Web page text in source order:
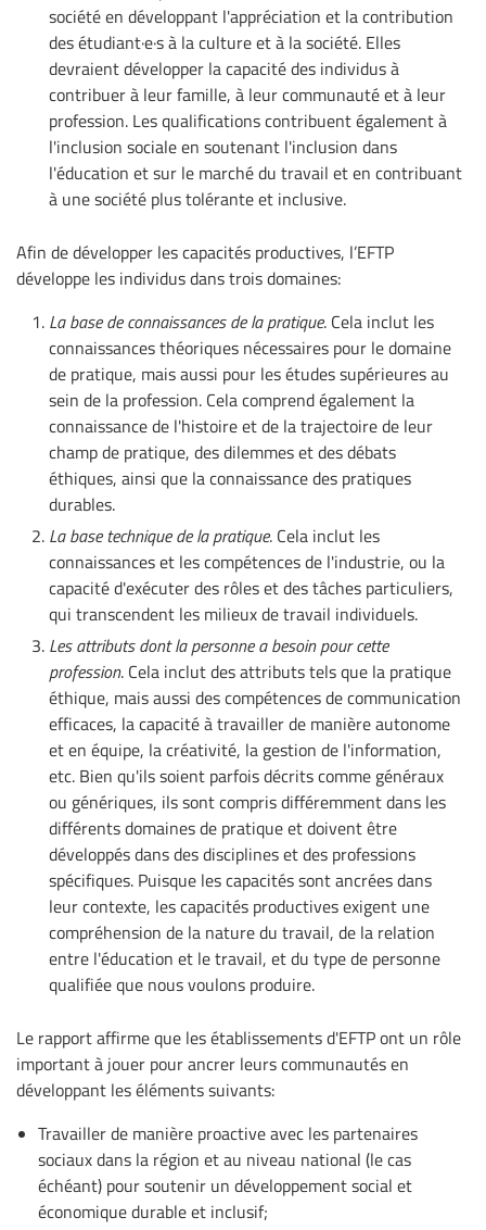
société en développant l'appréciation et la contribution
des étudiant·e·s à la culture et à la société. Elles
devraient développer la capacité des individus à
contribuer à leur famille, à leur communauté et à leur
profession. Les qualifications contribuent également à
l'inclusion sociale en soutenant l'inclusion dans
l'éducation et sur le marché du travail et en contribuant
à une société plus tolérante et inclusive.
Afin de développer les capacités productives, l’EFTP
développe les individus dans trois domaines:
La base de connaissances de la pratique. Cela inclut les
connaissances théoriques nécessaires pour le domaine
de pratique, mais aussi pour les études supérieures au
sein de la profession. Cela comprend également la
connaissance de l'histoire et de la trajectoire de leur
champ de pratique, des dilemmes et des débats
éthiques, ainsi que la connaissance des pratiques
durables.
La base technique de la pratique. Cela inclut les
connaissances et les compétences de l'industrie, ou la
capacité d'exécuter des rôles et des tâches particuliers,
qui transcendent les milieux de travail individuels.
Les attributs dont la personne a besoin pour cette
profession. Cela inclut des attributs tels que la pratique
éthique, mais aussi des compétences de communication
efficaces, la capacité à travailler de manière autonome
et en équipe, la créativité, la gestion de l'information,
etc. Bien qu'ils soient parfois décrits comme généraux
ou génériques, ils sont compris différemment dans les
différents domaines de pratique et doivent être
développés dans des disciplines et des professions
spécifiques. Puisque les capacités sont ancrées dans
leur contexte, les capacités productives exigent une
compréhension de la nature du travail, de la relation
entre l'éducation et le travail, et du type de personne
qualifiée que nous voulons produire.
Le rapport affirme que les établissements d'EFTP ont un rôle
important à jouer pour ancrer leurs communautés en
développant les éléments suivants:
Travailler de manière proactive avec les partenaires
sociaux dans la région et au niveau national (le cas
échéant) pour soutenir un développement social et
économique durable et inclusif;